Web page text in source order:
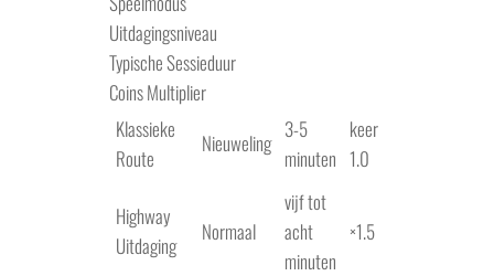
Uitdagingsniveau
Typische Sessieduur
Coins Multiplier
Klassieke
Route
Nieuweling
3-5
minuten
keer
1.0
Highway
Uitdaging
Normaal
vijf tot
acht
minuten
×1.5